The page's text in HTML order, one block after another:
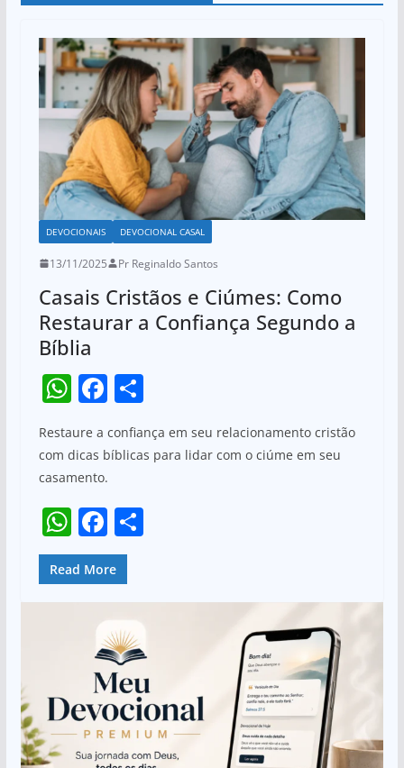
DEVOCIONAIS DEVOCIONAL CASAL
13/11/2025 Pr Reginaldo Santos
Casais Cristãos e Ciúmes: Como
Restaurar a Confiança Segundo a
Bíblia
W
at
s
A
p
p
F
c
e
b
o
o
k
S
ar
e
Restaure a confiança em seu relacionamento cristão
com dicas bíblicas para lidar com o ciúme em seu
casamento.
W
h
at
s
p
F
a
c
e
b
o
o
k
S
e
Read More